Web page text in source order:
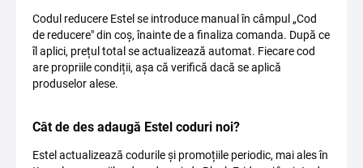
Codul reducere Estel se introduce manual în câmpul „Cod
de reducere" din coș, înainte de a finaliza comanda. După ce
îl aplici, prețul total se actualizează automat. Fiecare cod
are propriile condiții, așa că verifică dacă se aplică
produselor alese.
Cât de des adaugă Estel coduri noi?
Estel actualizează codurile și promoțiile periodic, mai ales în